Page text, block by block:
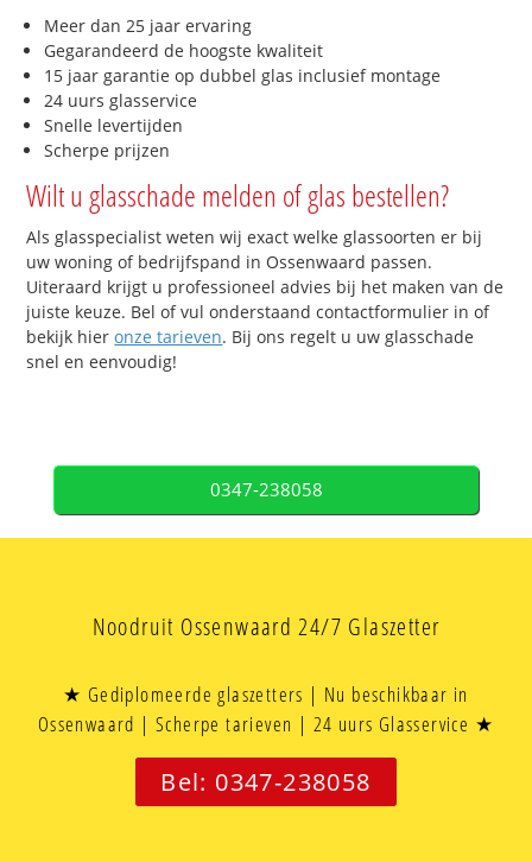
Meer dan 25 jaar ervaring
Gegarandeerd de hoogste kwaliteit
15 jaar garantie op dubbel glas inclusief montage
24 uurs glasservice
Snelle levertijden
Scherpe prijzen
Wilt u glasschade melden of glas bestellen?
Als glasspecialist weten wij exact welke glassoorten er bij
uw woning of bedrijfspand in Ossenwaard passen.
Uiteraard krijgt u professioneel advies bij het maken van de
juiste keuze. Bel of vul onderstaand contactformulier in of
bekijk hieronze tarieven. Bij ons regelt u uw glasschade
snel en eenvoudig!
0347-238058
Noodruit Ossenwaard 24/7 Glaszetter
★ Gediplomeerde glaszetters | Nu beschikbaar in
Ossenwaard | Scherpe tarieven | 24 uurs Glasservice ★
Bel: 0347-238058